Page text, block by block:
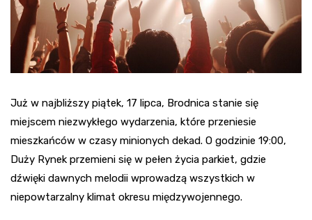
Już w najbliższy piątek, 17 lipca, Brodnica stanie się
miejscem niezwykłego wydarzenia, które przeniesie
mieszkańców w czasy minionych dekad. O godzinie 19:00,
Duży Rynek przemieni się w pełen życia parkiet, gdzie
dźwięki dawnych melodii wprowadzą wszystkich w
niepowtarzalny klimat okresu międzywojennego.